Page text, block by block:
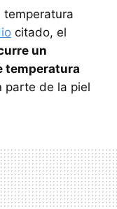
temperatura
citado, el
un
temperatura
parte de la piel